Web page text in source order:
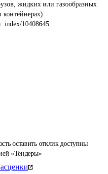
оставить отклик доступны
«Тендеры»
жидких или газообразных
index/10408645